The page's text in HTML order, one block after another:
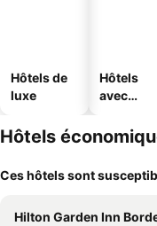
Hôtels de
luxe
Hôtels
avec
Hôtels
Ces hôtels sont
Hilton Garden Inn Bordeaux